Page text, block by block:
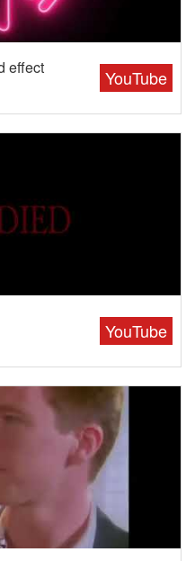
YouTube
effect
YouTube